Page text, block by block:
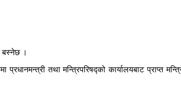
।
तथा मन्त्रिपरिषद्को कार्यालयबाट प्राप्त